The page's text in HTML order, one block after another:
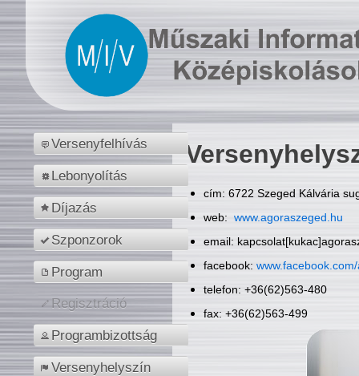
Versenyfelhívás
Lebonyolítás
Díjazás
Szponzorok
Program
Regisztráció
Programbizottság
Versenyhelyszín
cím: 6722 Szeged Kálvária
web: www.agoraszeged.hu
email:
facebook:
telefon: +36(62)563-480
fax: +36(62)563-499